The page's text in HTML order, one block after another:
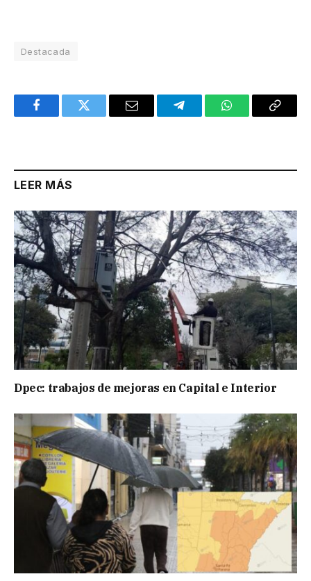
Destacada
FacebookTwitter Email TelegramWhatsAppCopy
LEER MÁS
Dpec: trabajos de mejoras en Capital e Interior